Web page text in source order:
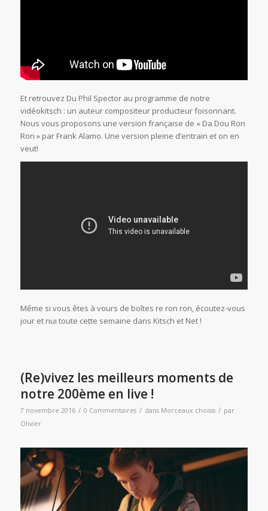
Et retrouvez Du Phil Spector au programme de notre
vidéokitsch : un auteur compositeur producteur foisonnant.
Nous vous proposons une version française de « Da Dou Ron
Ron » par Frank Alamo. Une version pleine d’entrain et on en
veut!
Même si vous êtes à vours de boîtes re ron ron, écoutez-vous
jour et nui toute cette semaine dans Kitsch et Net !
(Re)vivez les meilleurs moments de
notre 200ème en live !
7 novembre 2016 / 0 Commentaires / dans Morceaux choisis / par
Olivier